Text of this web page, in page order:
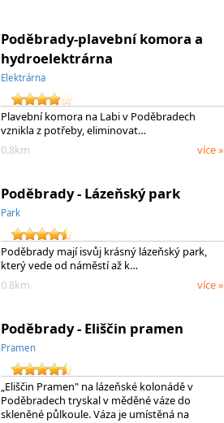
Poděbrady-plavební komora a
hydroelektrárna
Elektrárna
Plavební komora na Labi v Poděbradech
vznikla z potřeby, eliminovat…
0.8km
více »
Poděbrady - Lázeňský park
Park
Poděbrady mají isvůj krásný lázeňský park,
který vede od náměstí až k…
0.8km
více »
Poděbrady - Eliščin pramen
Pramen
„Eliščin Pramen" na lázeňské kolonádě v
Poděbradech tryskal v měděné váze do
skleněné půlkoule. Váza je umístěná na